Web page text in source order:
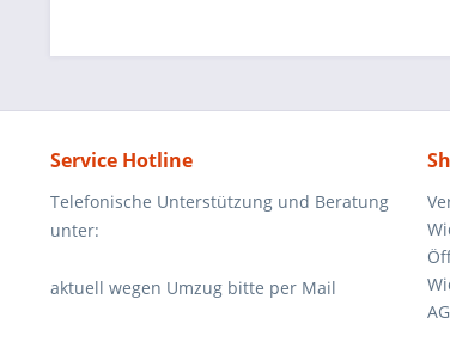
Service Hotline
Telefonische Unterstützung und Beratung
unter:
aktuell wegen Umzug bitte per Mail